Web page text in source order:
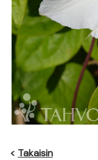
< Takaisin